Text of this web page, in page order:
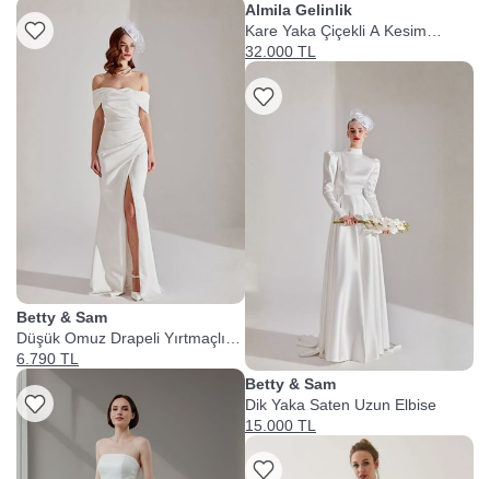
Betty & Sam
Düşük Omuz Drapeli Yırtmaçlı
Gelinlik
6.790 TL
Almila Gelinlik
Kare Yaka Çiçekli A Kesim
Gelinlik
32.000 TL
Betty & Sam
Dik Yaka Saten Uzun Elbise
15.000 TL